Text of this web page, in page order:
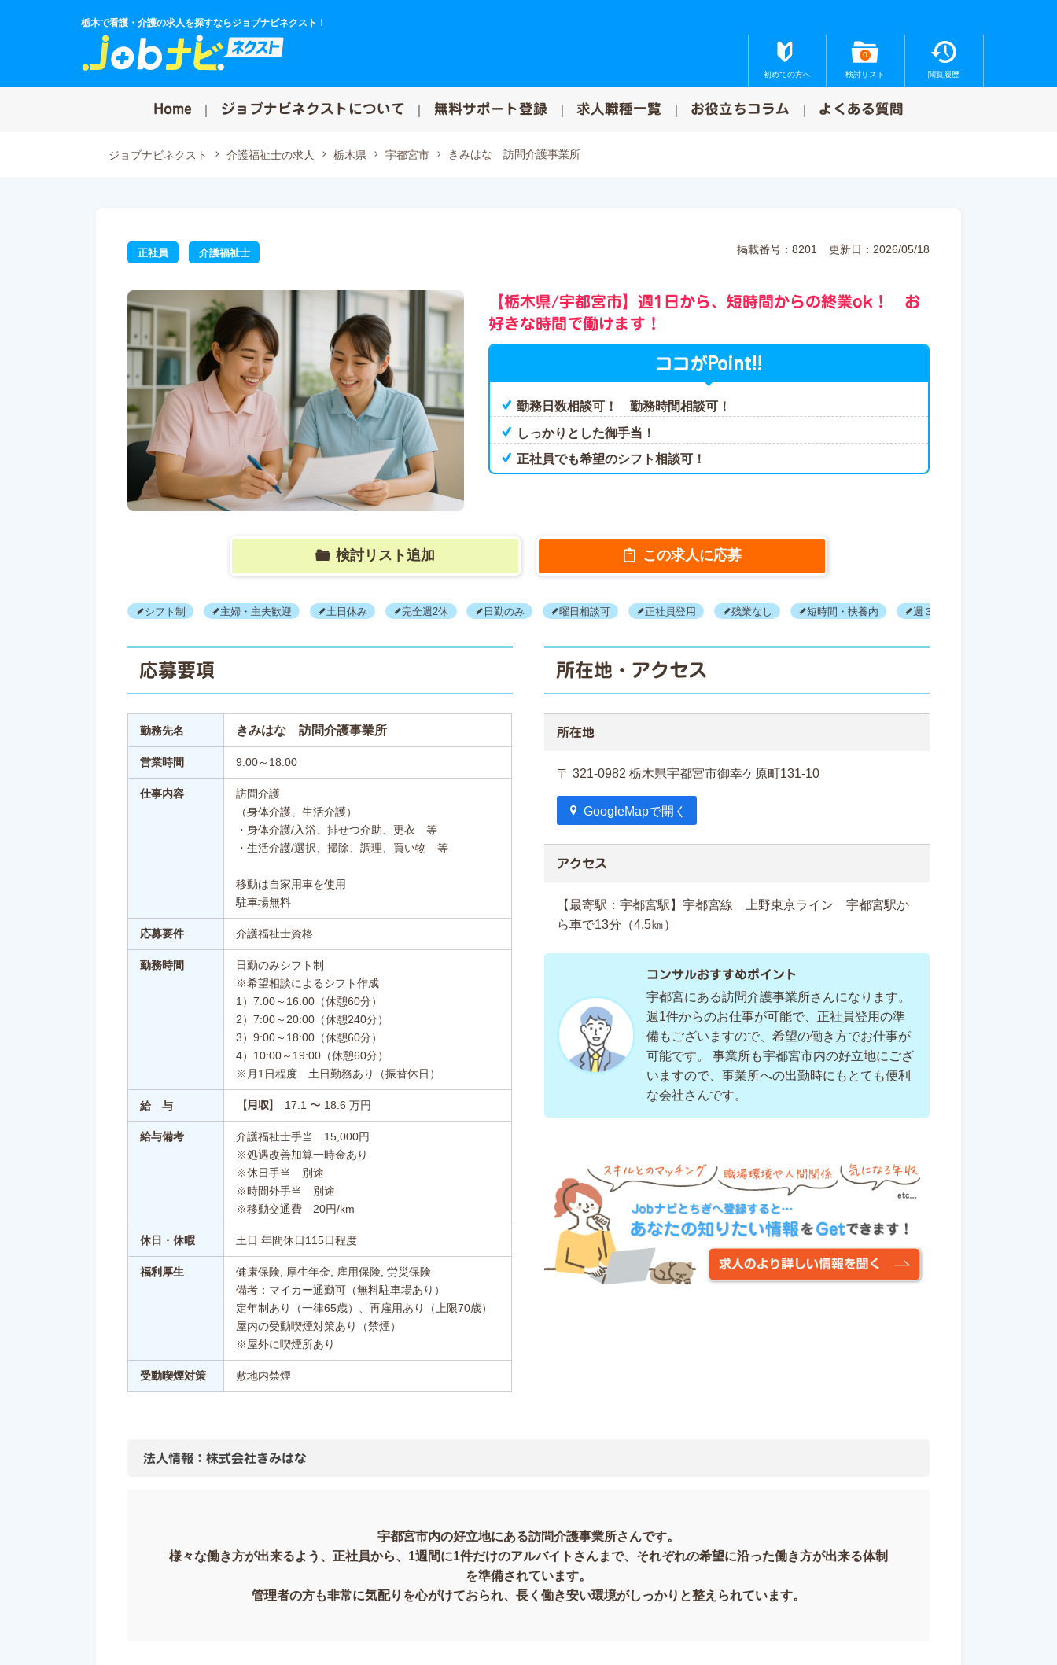
栃木で看護・介護の求人を探すならジョブナビネクスト！
初めての方へ
0
検討リスト 閲覧履歴
Home ジョブナビネクストについて 無料サポート登録 求人職種一覧 お役立ちコラム よくある質問
ジョブナビネクスト 介護福祉士の求人 栃木県 宇都宮市 きみはな 訪問介護事業所
掲載番号：8201 更新日：2026/05/18
正社員 介護福祉士
【栃木県/宇都宮市】週1日から、短時間からの終業ok！ お
好きな時間で働けます！
ココがPoint!!
勤務日数相談可！ 勤務時間相談可！
しっかりとした御手当！
正社員でも希望のシフト相談可！
検討リスト追加 この求人に応募
シフト制 主婦・主夫歓迎 土日休み 完全週2休 日勤のみ 曜日相談可 正社員登用 残業なし 短時間・扶養内 週３以内可
応募要項
勤務先名 きみはな 訪問介護事業所
営業時間 9:00～18:00
仕事内容
訪問介護
（身体介護、生活介護）
・身体介護/入浴、排せつ介助、更衣 等
・生活介護/選択、掃除、調理、買い物 等
移動は自家用車を使用
駐車場無料
応募要件 介護福祉士資格
勤務時間
日勤のみシフト制
※希望相談によるシフト作成
1）7:00～16:00（休憩60分）
2）7:00～20:00（休憩240分）
3）9:00～18:00（休憩60分）
4）10:00～19:00（休憩60分）
※月1日程度 土日勤務あり（振替休日）
給 与 【月収】 17.1 〜 18.6 万円
給与備考
介護福祉士手当 15,000円
※処遇改善加算一時金あり
※休日手当 別途
※時間外手当 別途
※移動交通費 20円/km
休日・休暇 土日 年間休日115日程度
福利厚生
健康保険, 厚生年金, 雇用保険, 労災保険
備考：マイカー通勤可（無料駐車場あり）
定年制あり（一律65歳）、再雇用あり（上限70歳）
屋内の受動喫煙対策あり（禁煙）
※屋外に喫煙所あり
受動喫煙対策 敷地内禁煙
所在地・アクセス
所在地
〒 321-0982 栃木県宇都宮市御幸ケ原町131-10
GoogleMapで開く
アクセス
【最寄駅：宇都宮駅】宇都宮線 上野東京ライン 宇都宮駅か
ら車で13分（4.5㎞）
コンサルおすすめポイント
宇都宮にある訪問介護事業所さんになります。
週1件からのお仕事が可能で、正社員登用の準
備もございますので、希望の働き方でお仕事が
可能です。 事業所も宇都宮市内の好立地にござ
いますので、事業所への出勤時にもとても便利
な会社さんです。
法人情報：株式会社きみはな
宇都宮市内の好立地にある訪問介護事業所さんです。
様々な働き方が出来るよう、正社員から、1週間に1件だけのアルバイトさんまで、それぞれの希望に沿った働き方が出来る体制
を準備されています。
管理者の方も非常に気配りを心がけておられ、長く働き安い環境がしっかりと整えられています。